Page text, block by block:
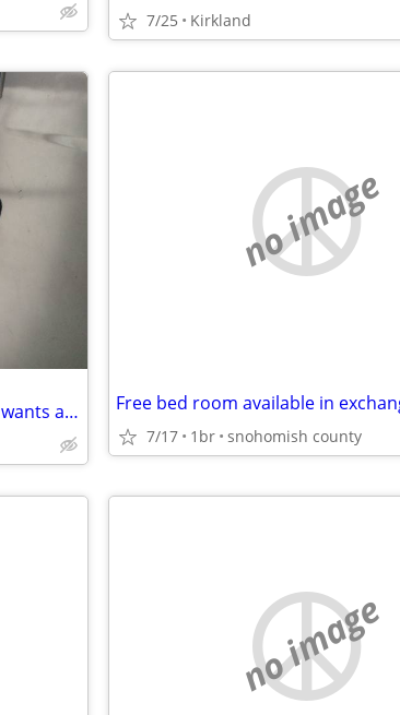
7/25 Kirkland
Want established female that has or wants a place
no image
7/17 1br snohomish county
no image